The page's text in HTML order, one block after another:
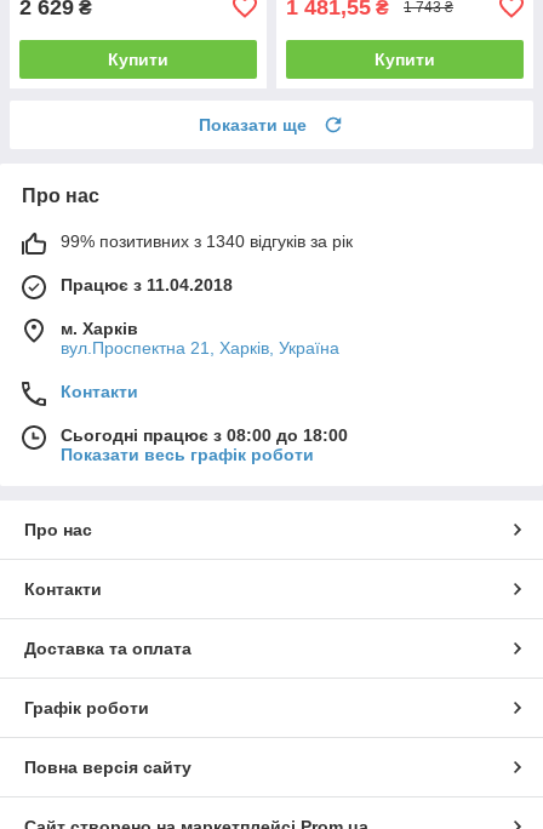
2 629 ₴
Купити
1 481,55 ₴ 1 743 ₴
Купити
Показати ще
Про нас
99% позитивних з 1340 відгуків за рік
Працює з 11.04.2018
м. Харків
вул.Проспектна 21, Харків, Україна
Контакти
Сьогодні працює з 08:00 до 18:00
Показати весь графік роботи
Про нас
Контакти
Доставка та оплата
Графік роботи
Повна версія сайту